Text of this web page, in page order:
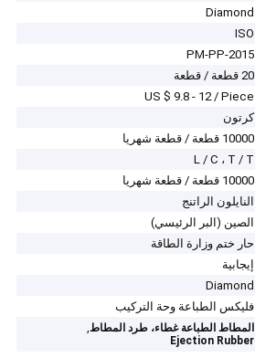
Diamond
ISO
PM-PP-2015
20 قطعة / قطعة
US $ 9.8 - 12 / Piece
كرتون
10000 قطعة / قطعة شهريا
L / C ، T / T
10000 قطعة / قطعة شهريا
النايلون الراتنج
الصين (البر الرئيسي)
حار ختم وزارة الطاقة
إيجابية
Diamond
فليكس الطباعة وحة التركيب
المطاط الطباعة غطاء، طرد المطاط,
Ejection Rubber